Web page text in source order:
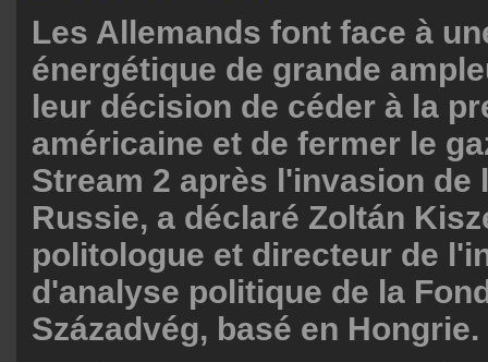
Les Allemands font face à
énergétique de grande
leur décision de céder à la
américaine et de fermer le
Stream 2 après l'invasion de
Russie, a déclaré Zoltán
politologue et directeur de
d'analyse politique de la
Századvég, basé en Hongrie.